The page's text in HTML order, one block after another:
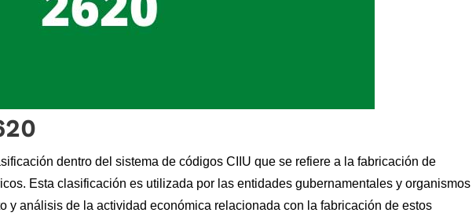
dentro del sistema de códigos CIIU que se refiere a la fabricación de
Esta clasificación es utilizada por las entidades gubernamentales y organismos
y análisis de la actividad económica relacionada con la fabricación de estos